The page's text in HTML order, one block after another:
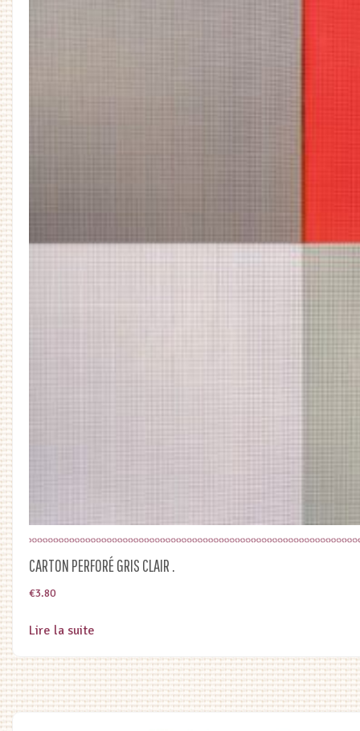
CARTON PERFORÉ GRIS CLAIR .
€3.80
Lire la suite